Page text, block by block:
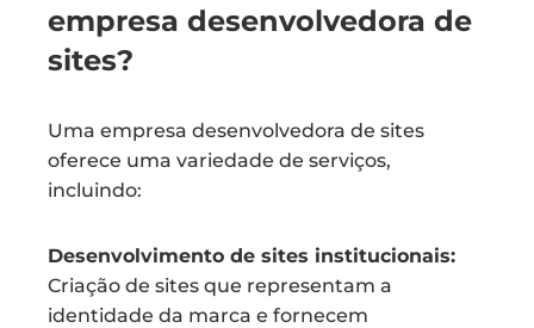
empresa desenvolvedora de
sites?
Uma empresa desenvolvedora de sites
oferece uma variedade de serviços,
incluindo:
Desenvolvimento de sites institucionais:
Criação de sites que representam a
identidade da marca e fornecem